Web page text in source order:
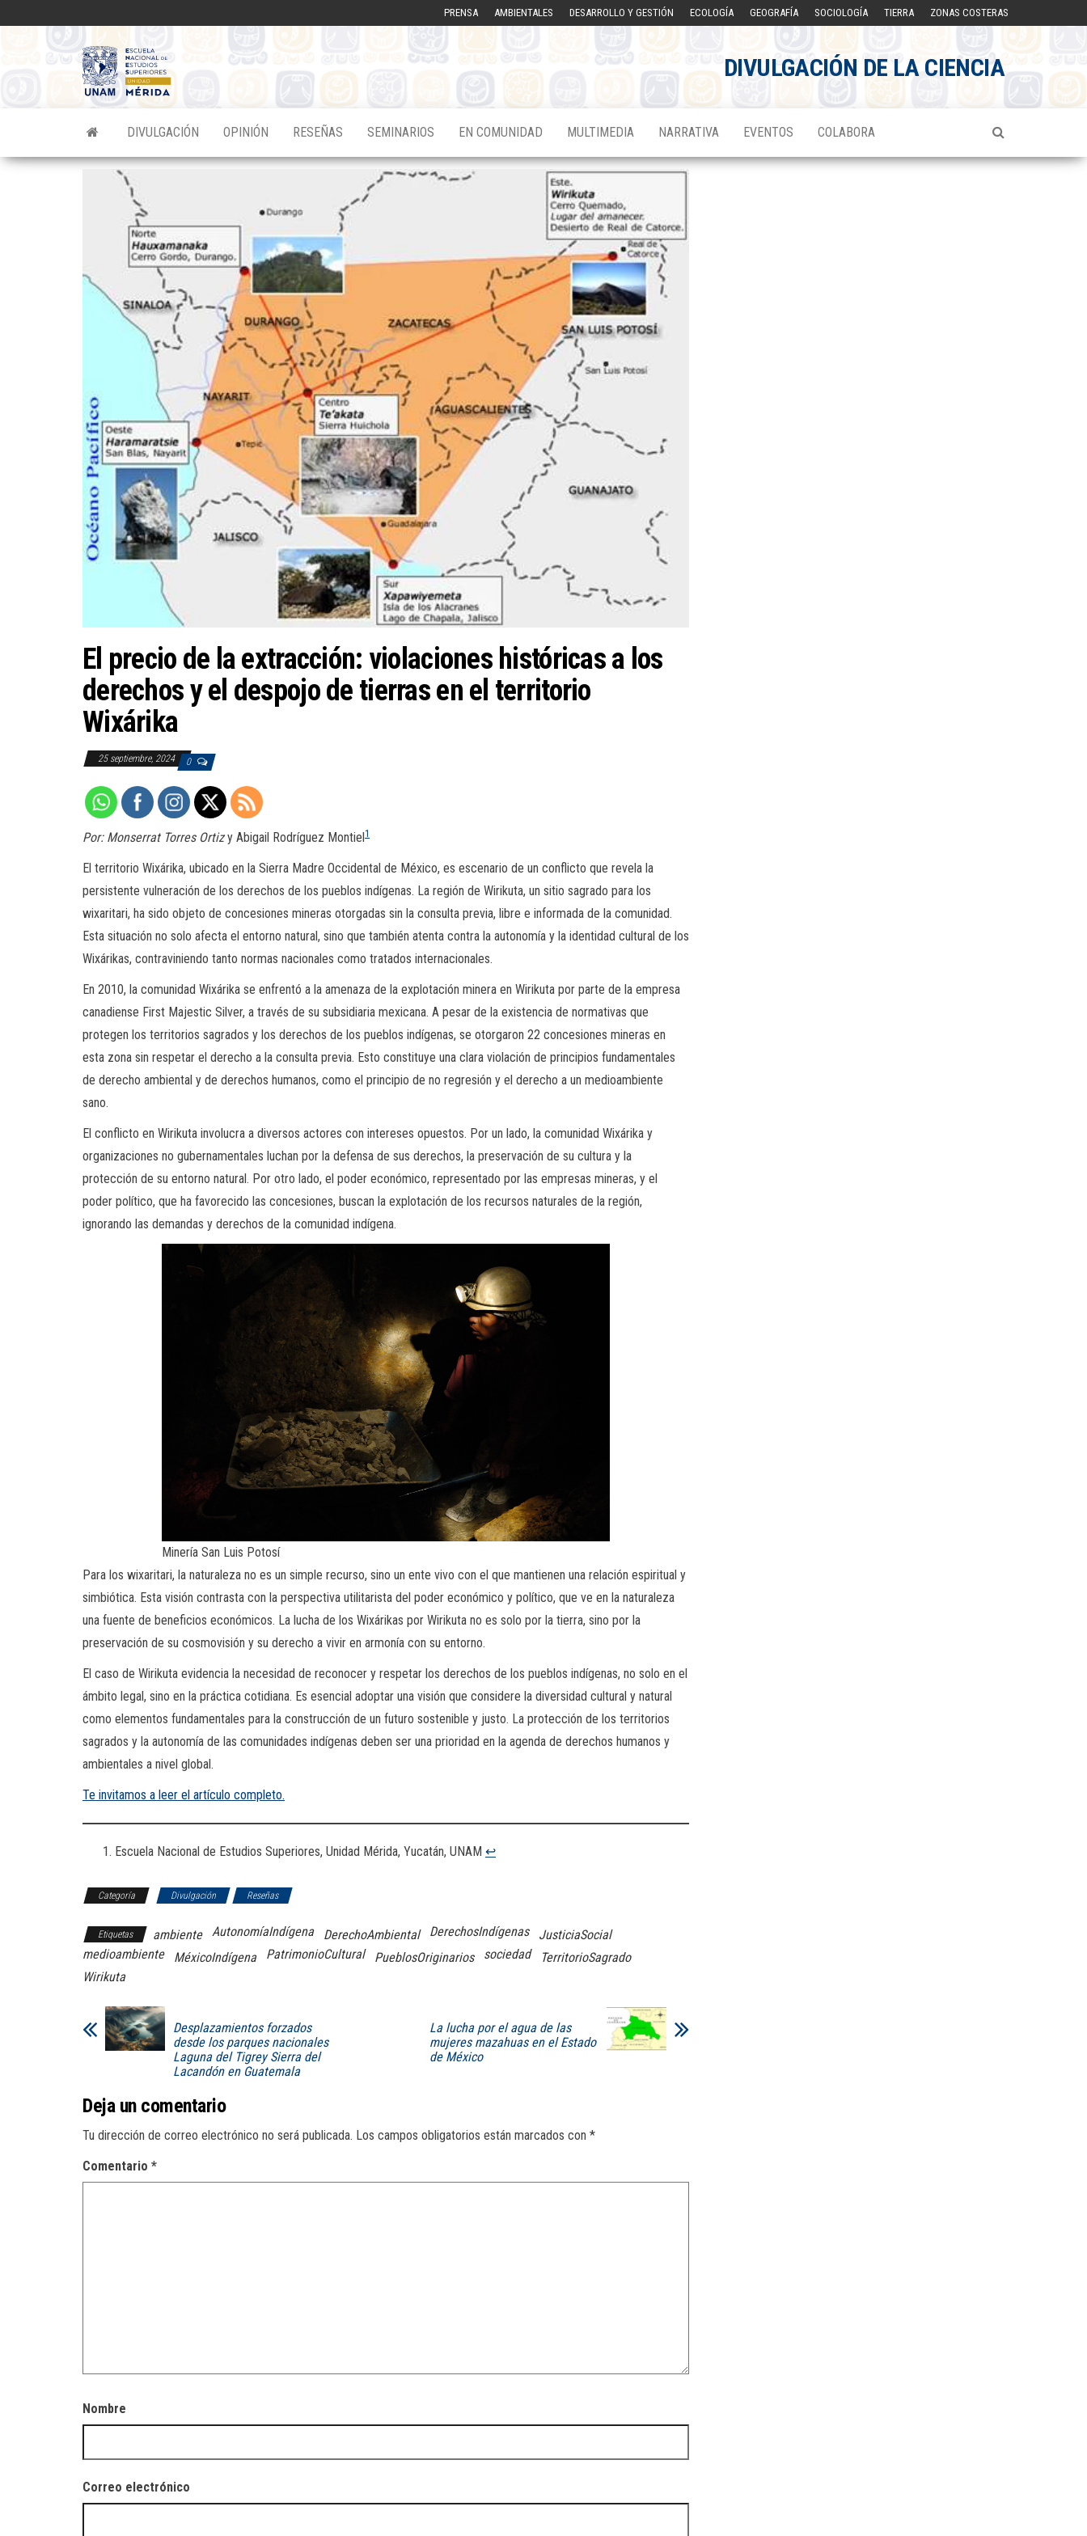
PRENSA AMBIENTALES DESARROLLO Y GESTIÓN ECOLOGÍA GEOGRAFÍA SOCIOLOGÍA TIERRA ZONAS COSTERAS
Mérida
DIVULGACIÓN DE LA CIENCIA
DIVULGACIÓN OPINIÓN RESEÑAS SEMINARIOS EN COMUNIDAD MULTIMEDIA NARRATIVA EVENTOS COLABORA
El precio de la extracción: violaciones históricas a los
derechos y el despojo de tierras en el territorio
Wixárika
25 septiembre, 2024 0
Por: Monserrat Torres Ortizy Abigail Rodríguez Montiel1
El territorio Wixárika, ubicado en la Sierra Madre Occidental de México, es escenario de un conflicto que revela la
persistente vulneración de los derechos de los pueblos indígenas. La región de Wirikuta, un sitio sagrado para los
wixaritari, ha sido objeto de concesiones mineras otorgadas sin la consulta previa, libre e informada de la comunidad.
Esta situación no solo afecta el entorno natural, sino que también atenta contra la autonomía y la identidad cultural de los
Wixárikas, contraviniendo tanto normas nacionales como tratados internacionales.
En 2010, la comunidad Wixárika se enfrentó a la amenaza de la explotación minera en Wirikuta por parte de la empresa
canadiense First Majestic Silver, a través de su subsidiaria mexicana. A pesar de la existencia de normativas que
protegen los territorios sagrados y los derechos de los pueblos indígenas, se otorgaron 22 concesiones mineras en
esta zona sin respetar el derecho a la consulta previa. Esto constituye una clara violación de principios fundamentales
de derecho ambiental y de derechos humanos, como el principio de no regresión y el derecho a un medioambiente
sano.
El conflicto en Wirikuta involucra a diversos actores con intereses opuestos. Por un lado, la comunidad Wixárika y
organizaciones no gubernamentales luchan por la defensa de sus derechos, la preservación de su cultura y la
protección de su entorno natural. Por otro lado, el poder económico, representado por las empresas mineras, y el
poder político, que ha favorecido las concesiones, buscan la explotación de los recursos naturales de la región,
ignorando las demandas y derechos de la comunidad indígena.
Minería San Luis Potosí
Para los wixaritari, la naturaleza no es un simple recurso, sino un ente vivo con el que mantienen una relación espiritual y
simbiótica. Esta visión contrasta con la perspectiva utilitarista del poder económico y político, que ve en la naturaleza
una fuente de beneficios económicos. La lucha de los Wixárikas por Wirikuta no es solo por la tierra, sino por la
preservación de su cosmovisión y su derecho a vivir en armonía con su entorno.
El caso de Wirikuta evidencia la necesidad de reconocer y respetar los derechos de los pueblos indígenas, no solo en el
ámbito legal, sino en la práctica cotidiana. Es esencial adoptar una visión que considere la diversidad cultural y natural
como elementos fundamentales para la construcción de un futuro sostenible y justo. La protección de los territorios
sagrados y la autonomía de las comunidades indígenas deben ser una prioridad en la agenda de derechos humanos y
ambientales a nivel global.
Te invitamos a leer el artículo completo.
Escuela Nacional de Estudios Superiores, Unidad Mérida, Yucatán, UNAM ↩︎
Categoría Divulgación Reseñas
Etiquetas ambiente AutonomíaIndígena DerechoAmbiental DerechosIndígenas
JusticiaSocial
medioambiente
MéxicoIndígena PatrimonioCultural PueblosOriginarios sociedad
TerritorioSagrado
Wirikuta
Desplazamientos forzados
desde los parques nacionales
Laguna del Tigrey Sierra del
Lacandón en Guatemala
La lucha por el agua de las
mujeres mazahuas en el Estado
de México
Deja un comentario
Tu dirección de correo electrónico no será publicada. Los campos obligatorios están marcados con *
Comentario *
Nombre
Correo electrónico